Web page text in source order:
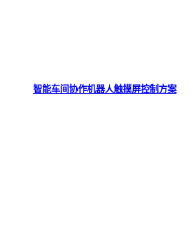
智能车间协作机器人触摸屏控制方案